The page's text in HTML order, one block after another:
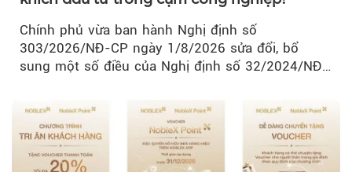
Chính phủ vừa ban hành Nghị định số
303/2026/NĐ-CP ngày 1/8/2026 sửa đổi, bổ
sung một số điều của Nghị định số 32/2024/NĐ-